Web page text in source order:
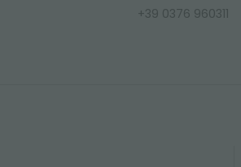
+39 0376 960311